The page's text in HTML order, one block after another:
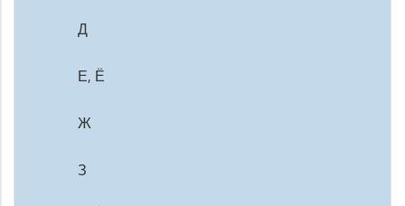
Д
Е, Ё
Ж
З